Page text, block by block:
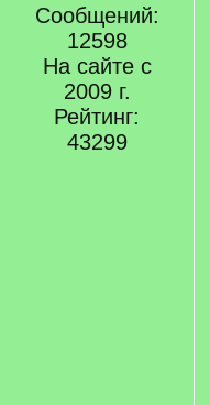
Сообщений:
12598
На сайте с
2009 г.
Рейтинг:
43299